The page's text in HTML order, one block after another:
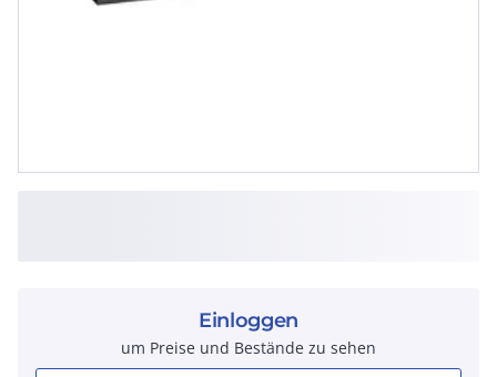
Einloggen
um Preise und Bestände zu sehen